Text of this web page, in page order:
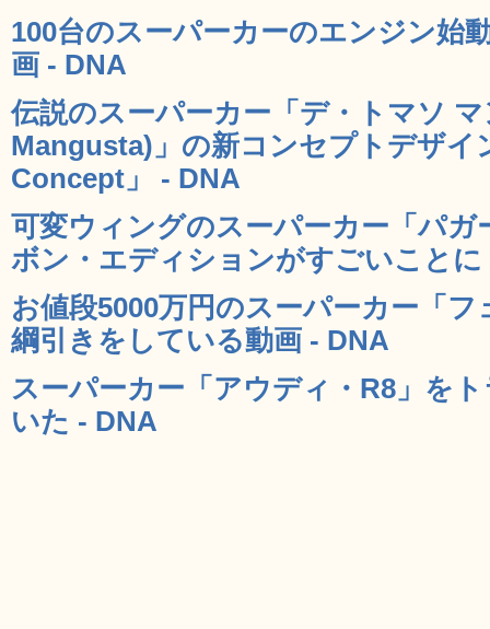
100台のスーパーカーのエンジン始
画 - DNA
伝説のスーパーカー「デ・トマソ
Mangusta)」の新コンセプトデザイ
Concept」 - DNA
可変ウィングのスーパーカー「パガ
ボン・エディションがすごいことに
お値段5000万円のスーパーカー「
綱引きをしている動画 - DNA
スーパーカー「アウディ・R8」を
いた - DNA